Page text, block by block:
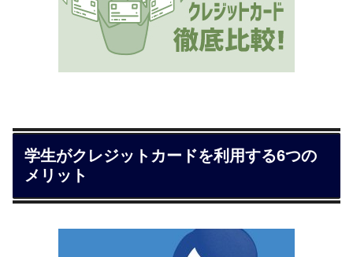
学生がクレジットカードを利用する6つの
メリット